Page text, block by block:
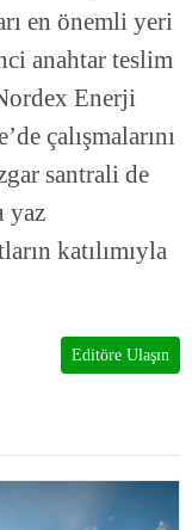
en önemli yeri
anahtar teslim
Enerji
çalışmalarını
santrali de
yaz
katılımıyla
Editöre Ulaşın